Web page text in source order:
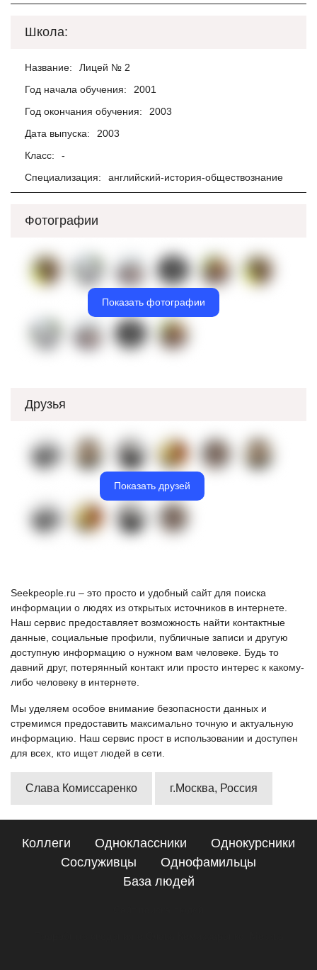
Школа:
Название:
Лицей № 2
Год начала обучения:
2001
Год окончания обучения:
2003
Дата выпуска:
2003
Класс:
-
Специализация:
английский-история-обществознание
Фотографии
Показать фотографии
Друзья
Показать друзей
Seekpeople.ru – это просто и удобный сайт для поиска
информации о людях из открытых источников в интернете.
Наш сервис предоставляет возможность найти контактные
данные, социальные профили, публичные записи и другую
доступную информацию о нужном вам человеке. Будь то
давний друг, потерянный контакт или просто интерес к какому-
либо человеку в интернете.
Мы уделяем особое внимание безопасности данных и
стремимся предоставить максимально точную и актуальную
информацию. Наш сервис прост в использовании и доступен
для всех, кто ищет людей в сети.
Слава Комиссаренко г.Москва, Россия
Коллеги Одноклассники
Однокурсники
Сослуживцы
Однофамильцы
База людей